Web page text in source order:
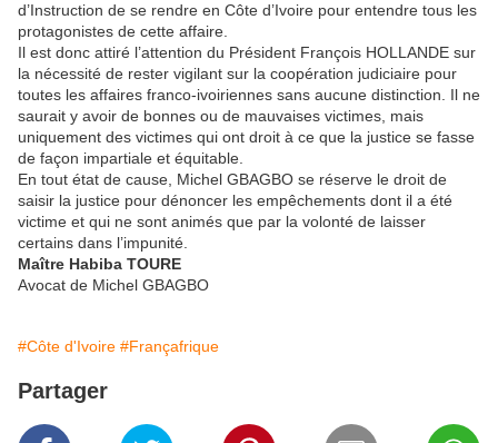
d’Instruction de se rendre en Côte d’Ivoire pour entendre tous les
protagonistes de cette affaire.
Il est donc attiré l’attention du Président François HOLLANDE sur
la nécessité de rester vigilant sur la coopération judiciaire pour
toutes les affaires franco-ivoiriennes sans aucune distinction. Il ne
saurait y avoir de bonnes ou de mauvaises victimes, mais
uniquement des victimes qui ont droit à ce que la justice se fasse
de façon impartiale et équitable.
En tout état de cause, Michel GBAGBO se réserve le droit de
saisir la justice pour dénoncer les empêchements dont il a été
victime et qui ne sont animés que par la volonté de laisser
certains dans l’impunité.
Maître Habiba TOURE
Avocat de Michel GBAGBO
#Côte d'Ivoire #Françafrique
Partager